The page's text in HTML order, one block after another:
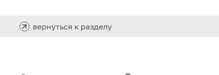
вернуться к разделу